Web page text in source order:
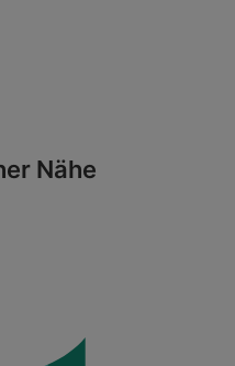
Nähe